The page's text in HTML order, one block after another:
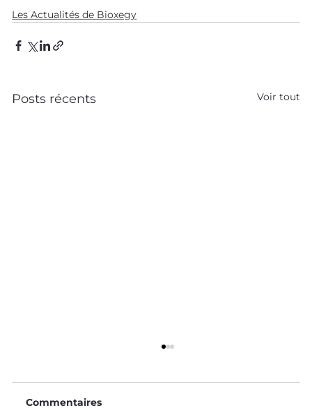
Les Actualités de Bioxegy
Posts récents Voir tout
Commentaires